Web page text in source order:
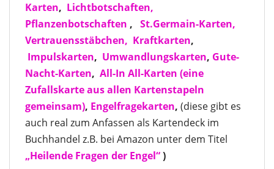
Karten, Lichtbotschaften,
Pflanzenbotschaften , St.Germain-Karten,
Vertrauensstäbchen, Kraftkarten,
Impulskarten, Umwandlungskarten, Gute-
Nacht-Karten, All-In All-Karten (eine
Zufallskarte aus allen Kartenstapeln
gemeinsam), Engelfragekarten, (diese gibt es
auch real zum Anfassen als Kartendeck im
Buchhandel z.B. bei Amazon unter dem Titel
„Heilende Fragen der Engel“)